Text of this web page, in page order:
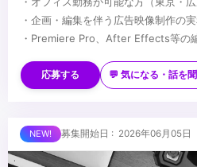
・企画・編集を伴う広告映像制作の
・Premiere Pro、After Effects等の
・撮影経験
・Web広告やSNS広告クリエイティ
応募する 💬 気になる・話を
募集開始日 : 2026年06月05日